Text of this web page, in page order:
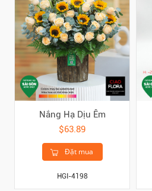
Nắng Hạ Dịu Êm
$63.89
Đặt mua
HGI-4198